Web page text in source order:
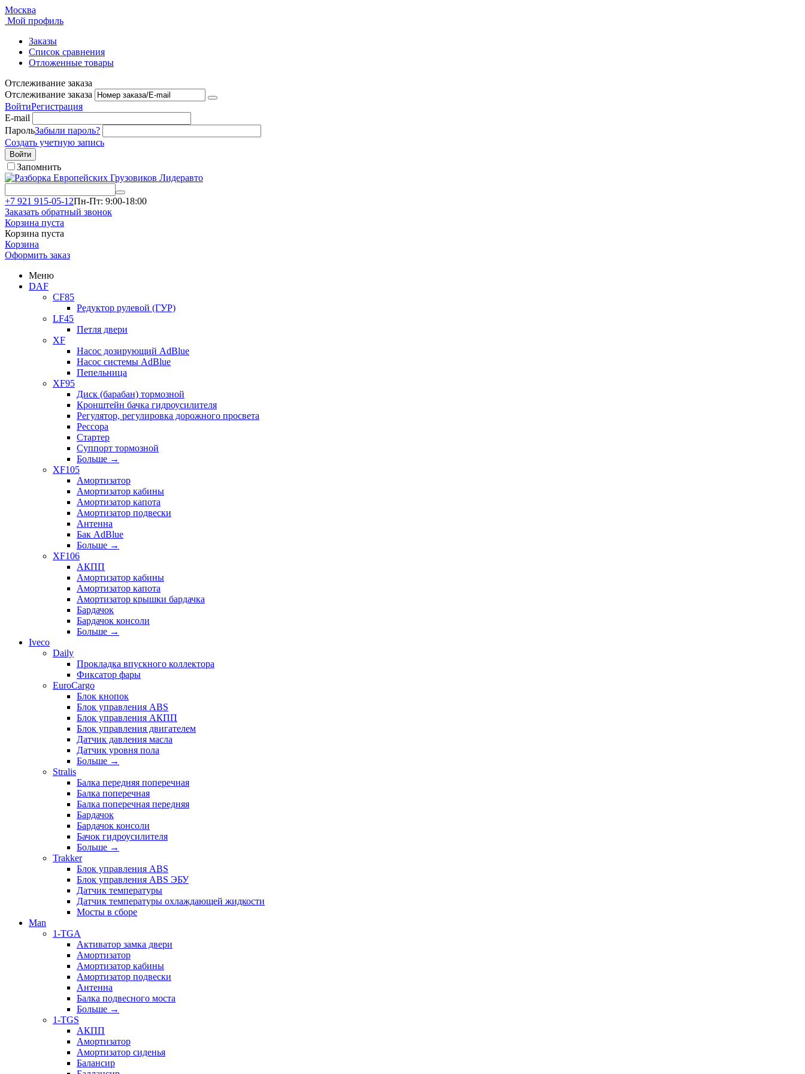
Москва
Мой профиль
Заказы
Список сравнения
Отложенные товары
Отслеживание заказа
Отслеживание заказа
ВойтиРегистрация
E-mail
ПарольЗабыли пароль?
Создать учетную запись
Войти
Запомнить
+7 921 915-05-12Пн-Пт: 9:00-18:00
Заказать обратный звонок
Корзина пуста
Корзина пуста
Корзина
Оформить заказ
Меню
DAF
CF85
Редуктор рулевой (ГУР)
LF45
Петля двери
XF
Насос дозирующий AdBlue
Насос системы AdBlue
Пепельница
XF95
Диск (барабан) тормозной
Кронштейн бачка гидроусилителя
Регулятор, регулировка дорожного просвета
Рессора
Стартер
Суппорт тормозной
Больше →
XF105
Амортизатор
Амортизатор кабины
Амортизатор капота
Амортизатор подвески
Антенна
Бак AdBlue
Больше →
XF106
АКПП
Амортизатор кабины
Амортизатор капота
Амортизатор крышки бардачка
Бардачок
Бардачок консоли
Больше →
Iveco
Daily
Прокладка впускного коллектора
Фиксатор фары
EuroCargo
Блок кнопок
Блок управления ABS
Блок управления АКПП
Блок управления двигателем
Датчик давления масла
Датчик уровня пола
Больше →
Stralis
Балка передняя поперечная
Балка поперечная
Балка поперечная передняя
Бардачок
Бардачок консоли
Бачок гидроусилителя
Больше →
Trakker
Блок управления ABS
Блок управления ABS ЭБУ
Датчик температуры
Датчик температуры охлаждающей жидкости
Мосты в сборе
Man
1-TGA
Активатор замка двери
Амортизатор
Амортизатор кабины
Амортизатор подвески
Антенна
Балка подвесного моста
Больше →
1-TGS
АКПП
Амортизатор
Амортизатор сиденья
Балансир